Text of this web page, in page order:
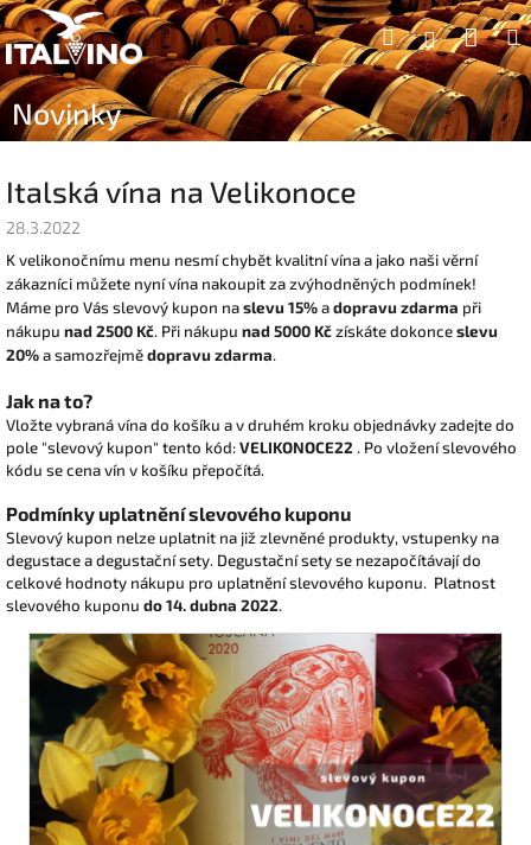
Přejít
na
obsah
Hledat
Novinky
Italská vína na Velikonoce
28.3.2022
K velikonočnímu menu nesmí chybět kvalitní vína a jako naši věrní
zákazníci můžete nyní vína nakoupit za zvýhodněných podmínek!
Máme pro Vás slevový kupon naslevu 15%adopravu zdarma při
nákupu nad 2500 Kč. Při nákupu nad 5000 Kčzískáte dokonceslevu
20%a samozřejmědopravu zdarma.
Jak na to?
Vložte vybraná vína do košíku a v druhém kroku objednávky zadejte do
pole "slevový kupon" tento kód:VELIKONOCE22 . Po vložení slevového
kódu se cena vín v košíku přepočítá.
Podmínky uplatnění slevového kuponu
Slevový kupon nelze uplatnit na již zlevněné produkty, vstupenky na
degustace a degustační sety. Degustační sety se nezapočítávají do
celkové hodnoty nákupu pro uplatnění slevového kuponu. Platnost
slevového kuponu do 14. dubna 2022.